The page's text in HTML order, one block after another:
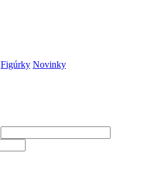
Figúrky Novinky